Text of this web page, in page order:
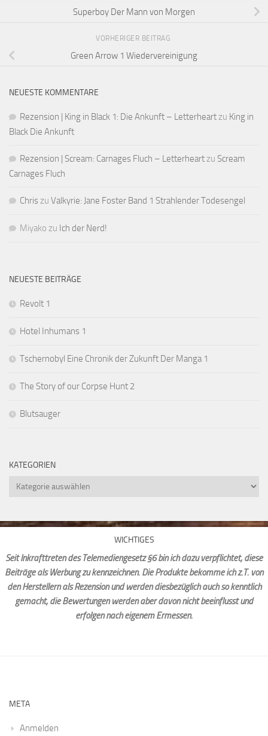
Superboy Der Mann von Morgen
VORHERIGER BEITRAG
Green Arrow 1 Wiedervereinigung
NEUESTE KOMMENTARE
Rezension | King in Black 1: Die Ankunft – Letterheartzu King in
Black Die Ankunft
Rezension | Scream: Carnages Fluch – Letterheartzu Scream
Carnages Fluch
Chriszu Valkyrie: Jane Foster Band 1 Strahlender Todesengel
Miyako zu Ich der Nerd!
NEUESTE BEITRÄGE
Revolt 1
Hotel Inhumans 1
Tschernobyl Eine Chronik der Zukunft Der Manga 1
The Story of our Corpse Hunt 2
Blutsauger
KATEGORIEN
Kategorien
WICHTIGES
Seit Inkrafttreten des Telemediengesetz §6 bin ich dazu verpflichtet, diese
Beiträge als Werbung zu kennzeichnen. Die Produkte bekomme ich z.T. von
den Herstellern als Rezension und werden diesbezüglich auch so kenntlich
gemacht, die Bewertungen werden aber davon nicht beeinflusst und
erfolgen nach eigenem Ermessen.
META
Anmelden